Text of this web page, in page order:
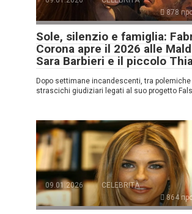
878
Sole, silenzio e famiglia:
Corona apre il 2026 alle
Sara Barbieri e il piccolo
Dopo settimane incandescenti, tra
strascichi giudiziari legati al suo progetto
09.01.2026
CELEBRITÀ
864